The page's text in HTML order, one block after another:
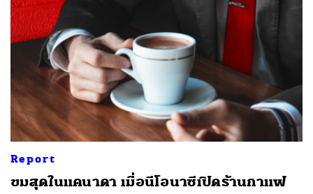
Report
ขมสุดในแคนาดา เมื่อนีโอนาซีเปิดร้านกาแฟ